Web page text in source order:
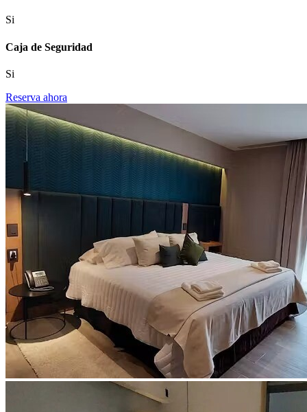
Si
Caja de Seguridad
Si
Reserva ahora